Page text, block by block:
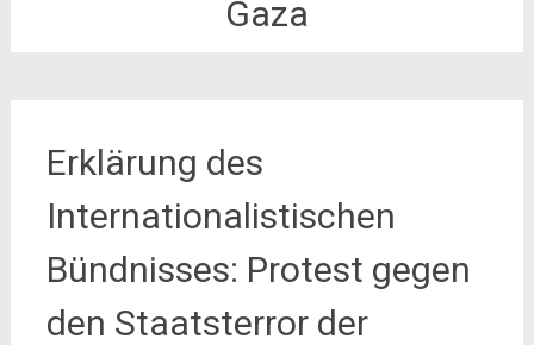
Gaza
Erklärung des
Internationalistischen
Bündnisses: Protest gegen
den Staatsterror der